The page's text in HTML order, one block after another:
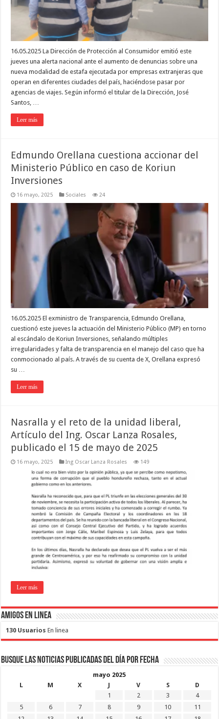
16.05.2025 La Dirección de Protección al Consumidor emitió este
jueves una alerta nacional ante el aumento de denuncias sobre una
nueva modalidad de estafa ejecutada por empresas extranjeras que
operan en diferentes ciudades del país, haciéndose pasar por
agencias de viajes. Según informó el titular de la Dirección, José
Santos, …
Leer más
Edmundo Orellana cuestiona accionar del
Ministerio Público en caso de Koriun
Inversiones
16 mayo, 2025 Sociales 24
16.05.2025 El exministro de Transparencia, Edmundo Orellana,
cuestionó este jueves la actuación del Ministerio Público (MP) en torno
al escándalo de Koriun Inversiones, señalando múltiples
irregularidades y falta de transparencia en el manejo del caso que ha
conmocionado al país. A través de su cuenta de X, Orellana expresó
su …
Leer más
Nasralla y el reto de la unidad liberal,
Artículo del Ing. Oscar Lanza Rosales,
publicado el 15 de mayo de 2025
16 mayo, 2025 Ing Oscar Lanza Rosales 149
Leer más
Amigos en Linea
130 Usuarios En linea
Busque las noticias publicadas del día por fecha
mayo 2025
L
M X J V S
D
1
2 3
4
5
6 7 8 9 10
11